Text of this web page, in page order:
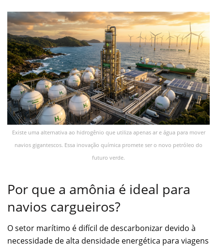
Existe uma alternativa ao hidrogênio que utiliza apenas ar e água para mover
navios gigantescos. Essa inovação química promete ser o novo petróleo do
futuro verde.
Por que a amônia é ideal para
navios cargueiros?
O setor marítimo é difícil de descarbonizar devido à
necessidade de alta densidade energética para viagens